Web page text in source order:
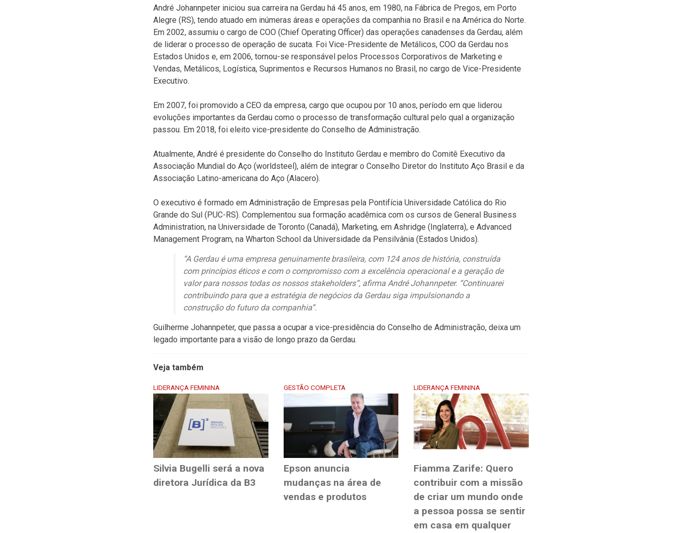
André Johannpeter iniciou sua carreira na Gerdau há 45 anos, em 1980, na Fábrica de Pregos, em Porto
Alegre (RS), tendo atuado em inúmeras áreas e operações da companhia no Brasil e na América do Norte.
Em 2002, assumiu o cargo de COO (Chief Operating Officer) das operações canadenses da Gerdau, além
de liderar o processo de operação de sucata. Foi Vice-Presidente de Metálicos, COO da Gerdau nos
Estados Unidos e, em 2006, tornou-se responsável pelos Processos Corporativos de Marketing e
Vendas, Metálicos, Logística, Suprimentos e Recursos Humanos no Brasil, no cargo de Vice-Presidente
Executivo.
Em 2007, foi promovido a CEO da empresa, cargo que ocupou por 10 anos, período em que liderou
evoluções importantes da Gerdau como o processo de transformação cultural pelo qual a organização
passou. Em 2018, foi eleito vice-presidente do Conselho de Administração.
Atualmente, André é presidente do Conselho do Instituto Gerdau e membro do Comitê Executivo da
Associação Mundial do Aço (worldsteel), além de integrar o Conselho Diretor do Instituto Aço Brasil e da
Associação Latino-americana do Aço (Alacero).
O executivo é formado em Administração de Empresas pela Pontifícia Universidade Católica do Rio
Grande do Sul (PUC-RS). Complementou sua formação acadêmica com os cursos de General Business
Administration, na Universidade de Toronto (Canadá), Marketing, em Ashridge (Inglaterra), e Advanced
Management Program, na Wharton School da Universidade da Pensilvânia (Estados Unidos).
“A Gerdau é uma empresa genuinamente brasileira, com 124 anos de história, construída
com princípios éticos e com o compromisso com a excelência operacional e a geração de
valor para nossos todas os nossos stakeholders”, afirma André Johannpeter. “Continuarei
contribuindo para que a estratégia de negócios da Gerdau siga impulsionando a
construção do futuro da companhia”.
Guilherme Johannpeter, que passa a ocupar a vice-presidência do Conselho de Administração, deixa um
legado importante para a visão de longo prazo da Gerdau.
Veja também
LIDERANÇA FEMININA
Silvia Bugelli será a nova
diretora Jurídica da B3
GESTÃO COMPLETA
Epson anuncia
mudanças na área de
vendas e produtos
LIDERANÇA FEMININA
Fiamma Zarife: Quero
contribuir com a missão
de criar um mundo onde
a pessoa possa se sentir
em casa em qualquer